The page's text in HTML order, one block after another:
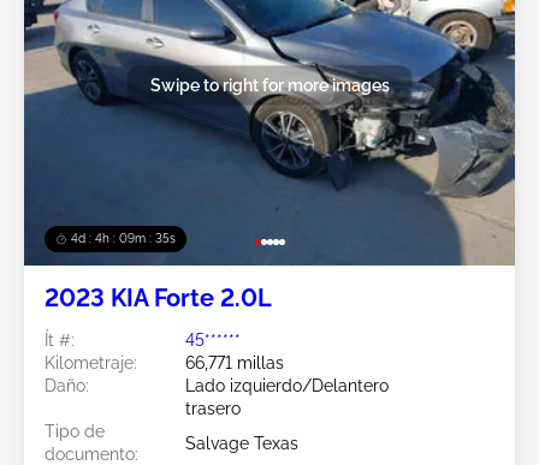
4d : 4h : 09m : 33s
Swipe to right for more images
2023 KIA Forte 2.0L
Ít #:
45******
Kilometraje:
66,771 millas
Daño:
Lado izquierdo/Delantero
trasero
Tipo de
documento:
Salvage Texas